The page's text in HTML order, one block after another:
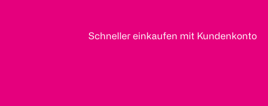
Schneller einkaufen mit Kundenkonto